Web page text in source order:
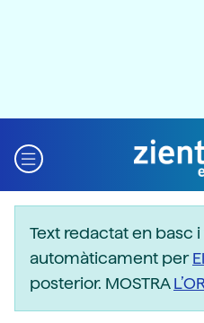
Text redactat en basc
automàticament per
posterior. MOSTRA